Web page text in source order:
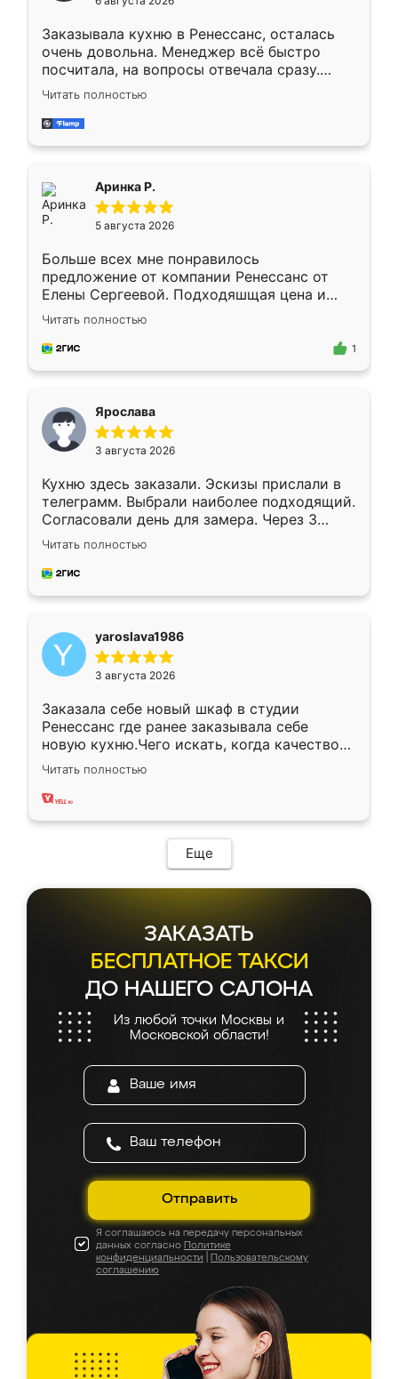
мебели буду заказывать только здесь.
Заказывала кухню в Ренессанс, осталась
очень довольна. Менеджер всё быстро
посчитала, на вопросы отвечала сразу.
Замерщик приехал в субботу, подошёл к
делу со всей ответственностью. Собрали
за день, ребята работали аккуратно, даже
Читать полностью
Аринка Р.
5 августа 2026
Больше всех мне понравилось
предложение от компании Ренессанс от
Елены Сергеевой. Подходяшщая цена и
короткие сроки изготовления. Приехавший
для замера сотрудник Владислав
предложил по моему эскизу самый
Читать полностью
1
Ярослава
3 августа 2026
Кухню здесь заказали. Эскизы прислали в
телеграмм. Выбрали наиболее подходящий.
Согласовали день для замера. Через 3
недели кухня была уже готова. Остались
довольны работой. Спасибо Ренессанс
мебель за качественную работу!
Читать полностью
yaroslava1986
3 августа 2026
Заказала себе новый шкаф в студии
Ренессанс где ранее заказывала себе
новую кухню.Чего искать, когда качеством
вполне довольна. Служит кухня уже почти
два года, нареканий нет.
Читать полностью
Еще
ЗАКАЗАТЬ
БЕСПЛАТНОЕ ТАКСИ
ДО НАШЕГО САЛОНА
Из любой точки Москвы и
Московской области!
Отправить
Я соглашаюсь на передачу персональных
данных согласно Политике
конфиденциальности
Пользовательскому
соглашению